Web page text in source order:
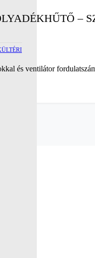
és ventilátor